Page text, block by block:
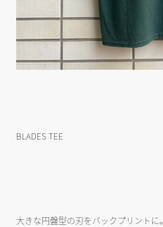
BLADES TEE
大きな円盤型の刃をバックプリントに。